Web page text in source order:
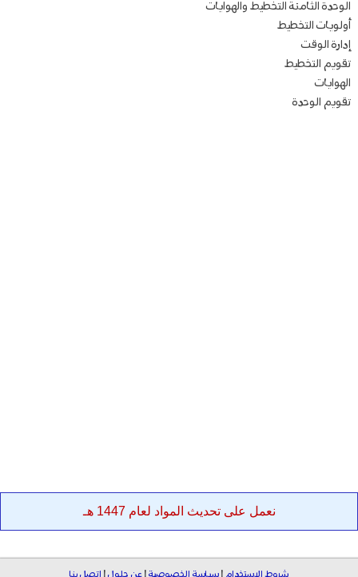
الوحدة الثامنة التخطيط والهوايات
أولويات التخطيط
إدارة الوقت
تقويم التخطيط
الهوايات
تقويم الوحدة
نعمل على تحديث المواد لعام 1447 هـ
شروط الاستخدام | سياسة الخصوصية | عن حلول | اتصل بنا